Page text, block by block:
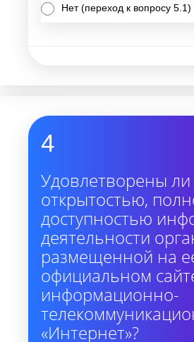
Нет (переход к вопросу 5.1)
4
Удовлетворены
открытостью,
доступностью
деятельности
размещенной на
официальном
информационно-
«Интернет»?